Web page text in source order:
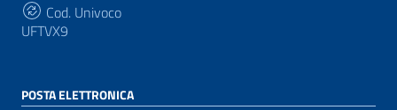
Cod. Univoco
UFTVX9
POSTA ELETTRONICA